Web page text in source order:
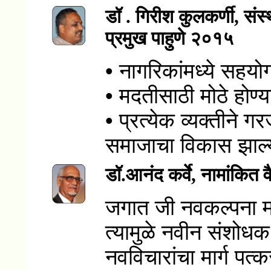
डॉ . गिरीश कुलकर्णी,
प्रमुख पाहुणे २०१५
• नागरिकांमध्ये
• मदतीसाठी मोठे
• प्रत्येक व्यक्तीने
समाजाचा विकास
डॉ.आनंद कर्वे, नामांकित
जगात जी नवकल्पना
त्यामुळे नवीन संशोधक
नवविचारांचा मार्ग